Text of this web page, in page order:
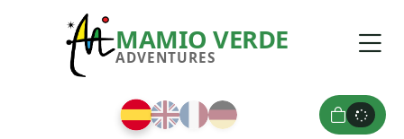
MAMIO VERDE
ADVENTURES